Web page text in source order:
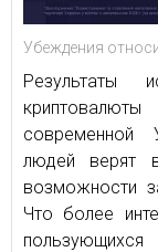
Убеждения
Результаты
современной
людей верят
возможности
Что более